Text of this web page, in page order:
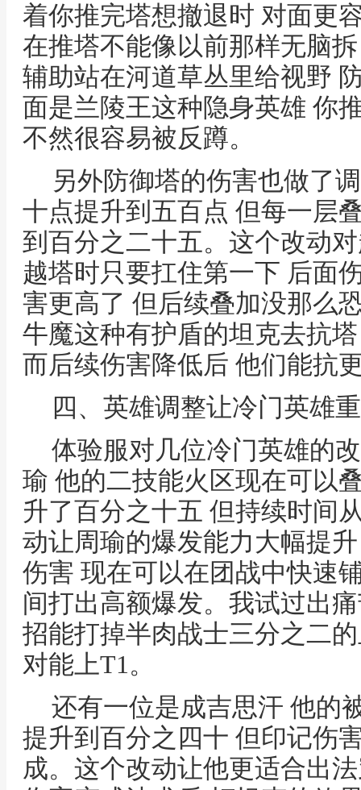
着你推完塔想撤退时 对面更
在推塔不能像以前那样无脑
辅助站在河道草丛里给视野
面是兰陵王这种隐身英雄 你
不然很容易被反蹲。
另外防御塔的伤害也做了
十点提升到五百点 但每一层
到百分之二十五。这个改动
越塔时只要扛住第一下 后面
害更高了 但后续叠加没那么
牛魔这种有护盾的坦克去抗
而后续伤害降低后 他们能抗
四、英雄调整让冷门英雄
体验服对几位冷门英雄的
瑜 他的二技能火区现在可以
升了百分之十五 但持续时间
动让周瑜的爆发能力大幅提
伤害 现在可以在团战中快速
间打出高额爆发。我试过出
招能打掉半肉战士三分之二
对能上T1。
还有一位是成吉思汗 他的
提升到百分之四十 但印记伤
成。这个改动让他更适合出